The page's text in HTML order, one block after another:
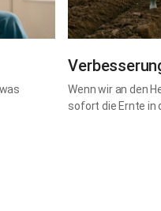
Wenn wir an den
sofort die Ernte in